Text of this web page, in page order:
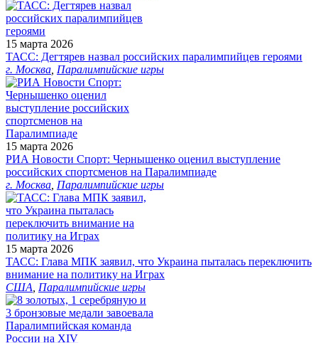
15 марта 2026
ТАСС: Дегтярев назвал российских паралимпийцев героями
г. Москва Паралимпийские игры
15 марта 2026
РИА Новости Спорт: Чернышенко оценил выступление
российских спортсменов на Паралимпиаде
г. Москва Паралимпийские игры
15 марта 2026
ТАСС: Глава МПК заявил, что Украина пыталась переключить
внимание на политику на Играх
США Паралимпийские игры